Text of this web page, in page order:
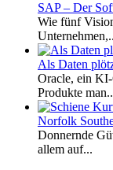
SAP – Der
Wie fünf
Als Daten
Oracle, ein
Produkte
Norfolk
Donnernde
allem auf...